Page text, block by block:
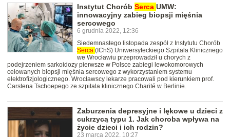
Instytut Chorób Serca UMW:
innowacyjny zabieg biopsji mięśnia
sercowego
6 grudnia 2022, 12:36
Siedemnastego listopada zespół z Instytutu Chorób
Serca (IChS) Uniwersyteckiego Szpitala Klinicznego
we Wrocławiu przeprowadził u chorych z
podejrzeniem sarkoidozy pierwsze w Polsce zabiegi lewokomorowych
celowanych biopsji mięśnia sercowego z wykorzystaniem systemu
elektrofizjologicznego. Wrocławscy lekarze pracowali pod kierunkiem prof.
Carstena Tschoepego ze szpitala klinicznego Charité w Berlinie.
Zaburzenia depresyjne i lękowe u dzieci z
cukrzycą typu 1. Jak choroba wpływa na
życie dzieci i ich rodzin?
23 marca 2022, 10:27